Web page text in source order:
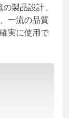
製品設計、
一流の品質
実に使用で